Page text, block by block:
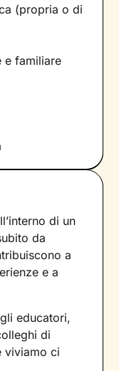
(propria o di
e familiare
di un
da
a
e a
educatori,
di
viviamo ci